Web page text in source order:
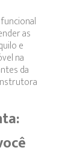
as
e
na
da